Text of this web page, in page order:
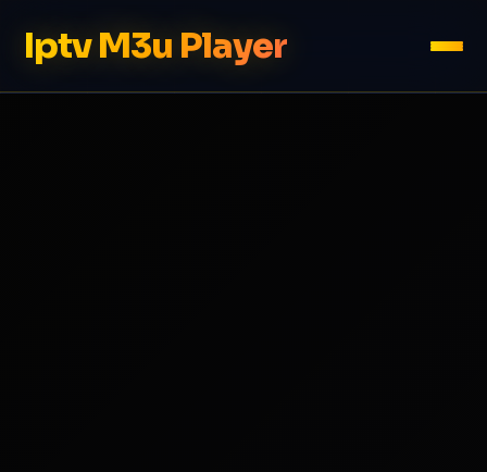
Iptv M3u Player